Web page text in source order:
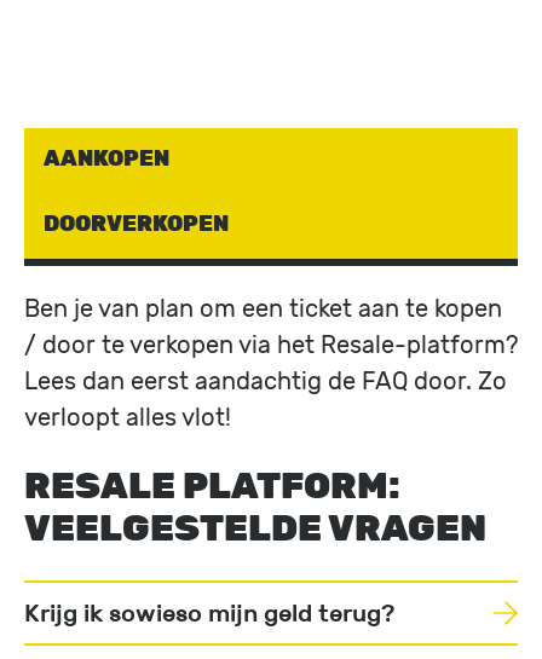
AANKOPEN
DOORVERKOPEN
Ben je van plan om een ticket aan te kopen
/ door te verkopen via het Resale-platform?
Lees dan eerst aandachtig de FAQ door. Zo
verloopt alles vlot!
RESALE PLATFORM:
VEELGESTELDE VRAGEN
Krijg ik sowieso mijn geld terug?